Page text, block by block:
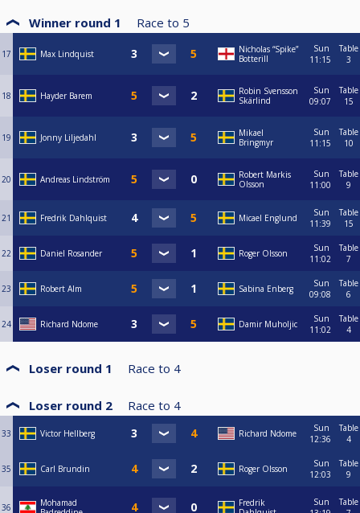
Winner round 1 Race to 5
17 Max Lindquist
Nicholas “Spike”
Botterill
Sun
11:15
Table
3
18 Hayder Barem
Robin Svensson
Skärlind
Sun
09:07
Table
15
19 Jonny Liljedahl
Mikael
Bringmyr
Sun
11:15
Table
10
20 Andreas Lindström
Robert Markis
Olsson
Sun
11:00
Table
9
21 Fredrik Dahlquist Micael Englund
Sun
11:39
Table
15
22 Daniel Rosander Roger Olsson
Sun
11:02
Table
7
23 Robert Alm Sabina Enberg
Sun
09:08
Table
6
24 Richard Ndome Damir Muholjic
Sun
11:02
Table
4
Loser round 1 Race to 4
Loser round 2 Race to 4
33 Victor Hellberg Richard Ndome
Sun
12:36
Table
4
35 Carl Brundin Roger Olsson
Sun
12:03
Table
9
36
Mohamad
Fredrik
Sun
Table